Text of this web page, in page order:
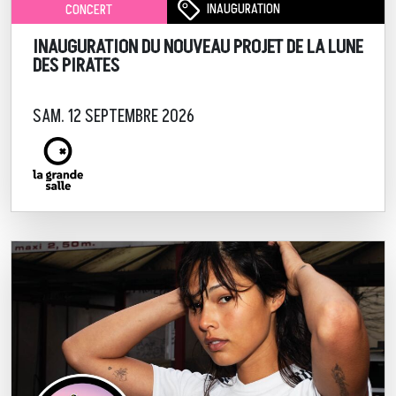
CONCERT INAUGURATION
INAUGURATION DU NOUVEAU PROJET DE LA LUNE
DES PIRATES
SAM. 12 SEPTEMBRE 2026